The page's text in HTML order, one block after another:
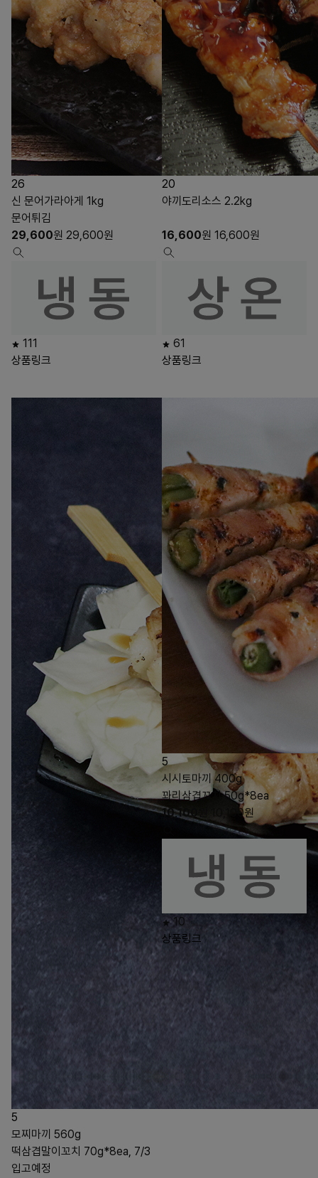
26
신 문어가라아게 1kg
문어튀김
29,600원 29,600원
111
상품링크
20
야끼도리소스 2.2kg
16,600원 16,600원
61
상품링크
5
모찌마끼 560g
떡삼겹말이꼬치 70g*8ea, 7/3
입고예정
5
시시토마끼 400g
꽈리삼겹꼬치 50g*8ea
10,100
10,100원
10
상품링크